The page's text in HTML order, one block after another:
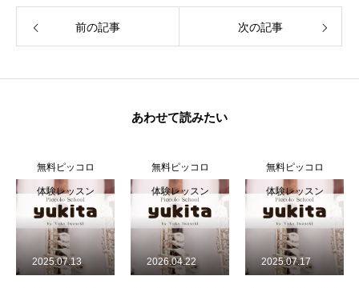
前の記事 次の記事
あわせて読みたい
無料ピッコロ
体験レッスン
2026.04.22
無料ピッコロ
体験レッスン
2025.07.17
無料ピッコロ
体験レッスン
2026.04.12